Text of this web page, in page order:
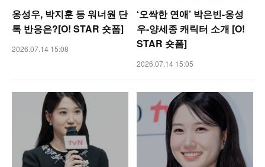
옹성우, 박지훈 등 워너원 단
톡 반응은?[O! STAR 숏폼]
2026.07.14 15:08
‘오싹한 연애’ 박은빈-옹성
우-양세종 캐릭터 소개 [O!
STAR 숏폼]
2026.07.14 15:05